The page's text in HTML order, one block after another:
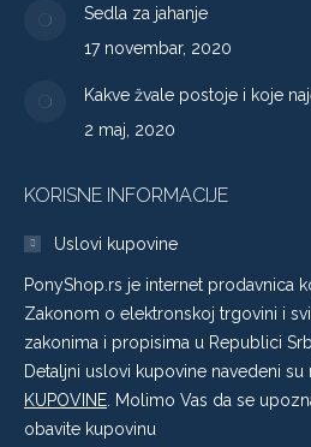
Sedla za jahanje
17 novembar, 2020
Kakve žvale postoje i koje
2 maj, 2020
KORISNE INFORMACIJE
Uslovi kupovine
PonyShop.rs je internet prodavnica
Zakonom o elektronskoj trgovini i
zakonima i propisima u Republici
Detaljni uslovi kupovine navedeni su
KUPOVINE . Molimo Vas da se
obavite kupovinu